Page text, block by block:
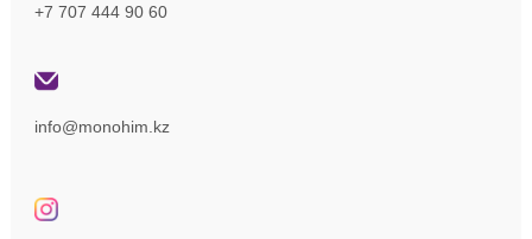
+7 707 444 90 60
info@monohim.kz